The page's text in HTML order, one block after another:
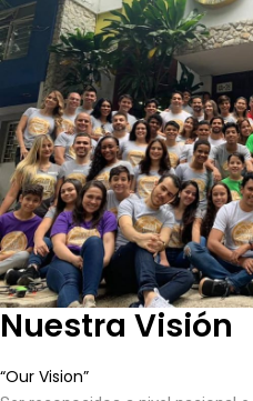
Nuestra Visión
“Our Vision”